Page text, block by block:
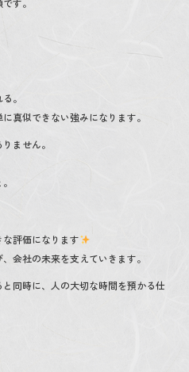
す。
。
真似できない強みになります。
ません。
評価になります
会社の未来を支えていきます。
同時に、人の大切な時間を預かる仕